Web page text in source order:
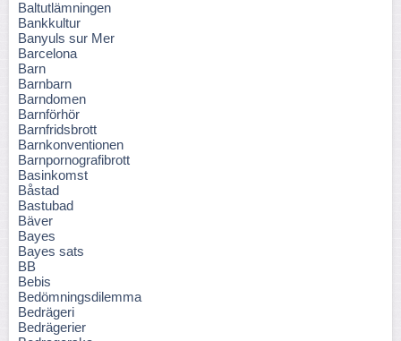
Baltutlämningen
Bankkultur
Banyuls sur Mer
Barcelona
Barn
Barnbarn
Barndomen
Barnförhör
Barnfridsbrott
Barnkonventionen
Barnpornografibrott
Basinkomst
Båstad
Bastubad
Bäver
Bayes
Bayes sats
BB
Bebis
Bedömningsdilemma
Bedrägeri
Bedrägerier